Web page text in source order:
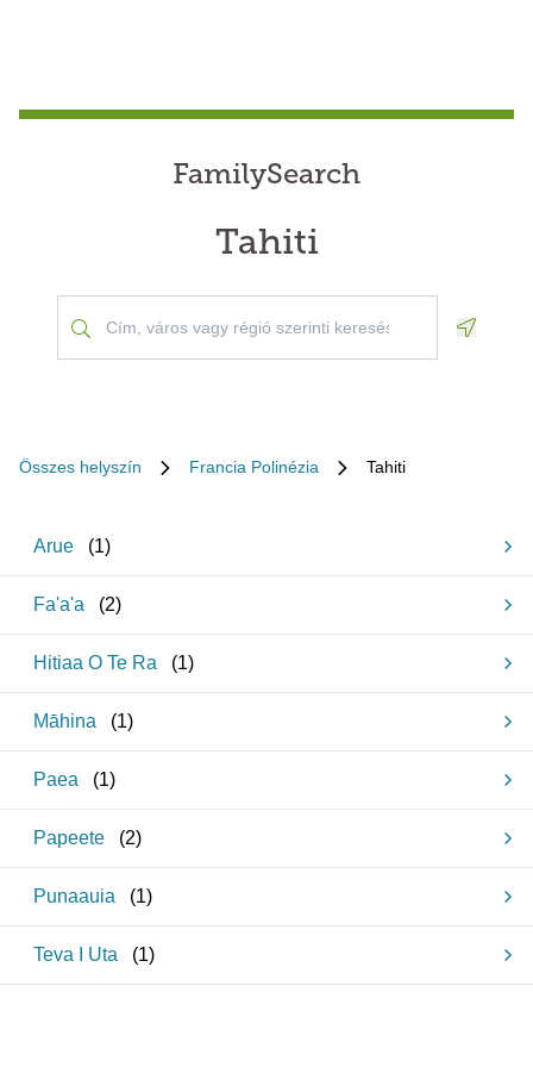
FamilySearch
Tahiti
Összes helyszín Francia Polinézia Tahiti
Arue (1)
Fa'a'a (2)
Hitiaa O Te Ra (1)
Māhina (1)
Paea (1)
Papeete (2)
Punaauia (1)
Teva I Uta (1)